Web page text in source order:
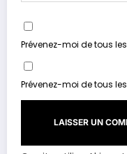
Prévenez-moi de tous
Prévenez-moi de tous